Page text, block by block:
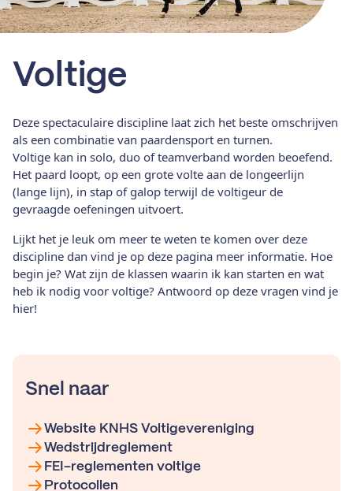
Voltige
Deze spectaculaire discipline laat zich het beste omschrijven
als een combinatie van paardensport en turnen.
Voltige kan in solo, duo of teamverband worden beoefend.
Het paard loopt, op een grote volte aan de longeerlijn
(lange lijn), in stap of galop terwijl de voltigeur de
gevraagde oefeningen uitvoert.
Lijkt het je leuk om meer te weten te komen over deze
discipline dan vind je op deze pagina meer informatie. Hoe
begin je? Wat zijn de klassen waarin ik kan starten en wat
heb ik nodig voor voltige? Antwoord op deze vragen vind je
hier!
Snel naar
Website KNHS Voltigevereniging
Wedstrijdreglement
FEI-reglementen voltige
Protocollen